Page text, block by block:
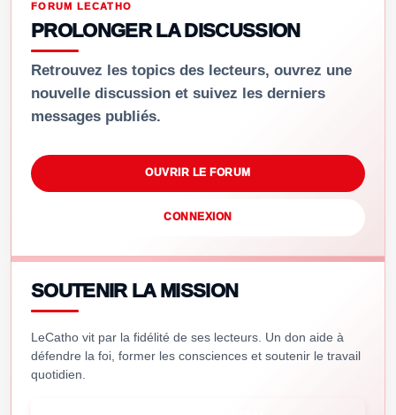
FORUM LECATHO
PROLONGER LA DISCUSSION
Retrouvez les topics des lecteurs, ouvrez une
nouvelle discussion et suivez les derniers
messages publiés.
OUVRIR LE FORUM
CONNEXION
SOUTENIR LA MISSION
LeCatho vit par la fidélité de ses lecteurs. Un don aide à
défendre la foi, former les consciences et soutenir le travail
quotidien.